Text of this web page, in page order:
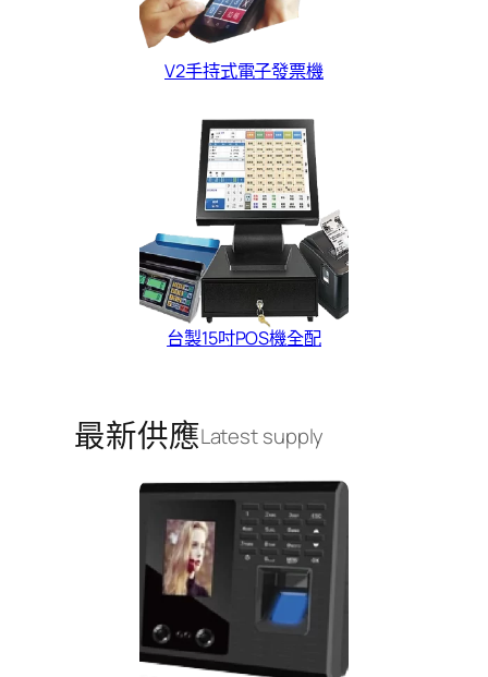
V2手持式電子發票機
台製15吋POS機全配
最新供應Latest supply